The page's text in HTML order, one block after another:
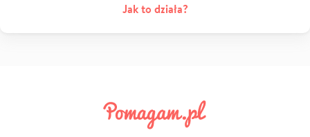
Jak to działa?